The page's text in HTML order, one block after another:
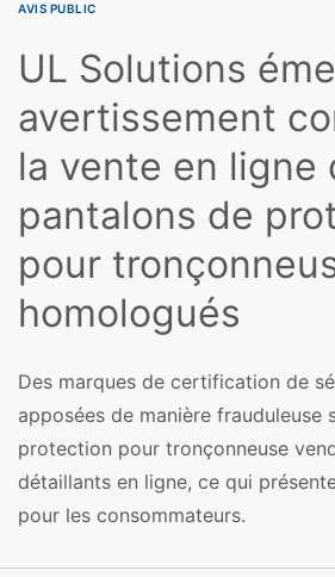
AVIS PUBLIC
UL Solutions
avertissement
la vente en ligne
pantalons de
pour
homologués
Des marques de certification de
apposées de manière frauduleuse
protection pour tronçonneuse
détaillants en ligne, ce qui
pour les consommateurs.